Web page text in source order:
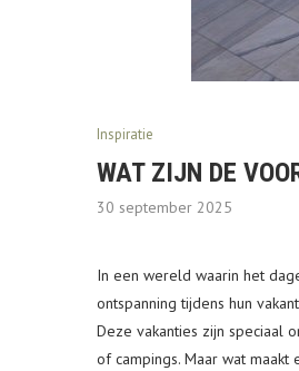
Inspiratie
WAT ZIJN DE
30 september 2025
In een wereld waarin het
ontspanning tijdens hun
Deze vakanties zijn speciaal
of campings. Maar wat